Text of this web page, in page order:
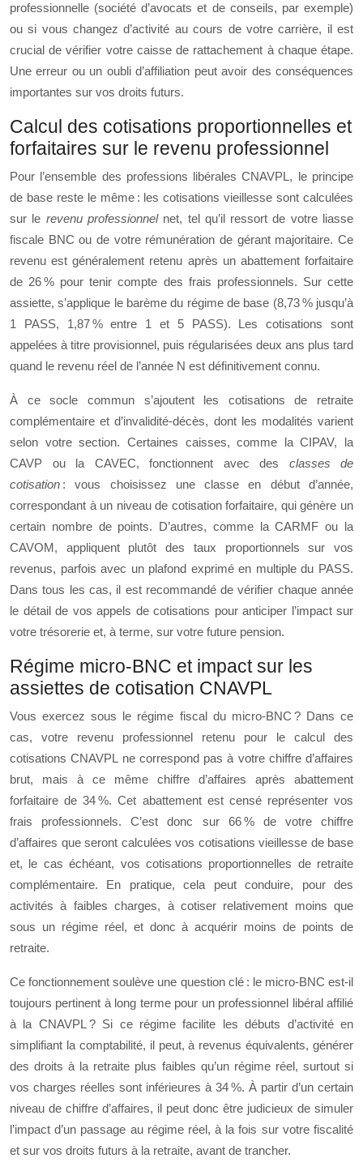
professionnelle (société d’avocats et de conseils, par exemple)
ou si vous changez d’activité au cours de votre carrière, il est
crucial de vérifier votre caisse de rattachement à chaque étape.
Une erreur ou un oubli d’affiliation peut avoir des conséquences
importantes sur vos droits futurs.
Calcul des cotisations proportionnelles et
forfaitaires sur le revenu professionnel
Pour l’ensemble des professions libérales CNAVPL, le principe
de base reste le même : les cotisations vieillesse sont calculées
sur le revenu professionnelnet, tel qu’il ressort de votre liasse
fiscale BNC ou de votre rémunération de gérant majoritaire. Ce
revenu est généralement retenu après un abattement forfaitaire
de 26 % pour tenir compte des frais professionnels. Sur cette
assiette, s’applique le barème du régime de base (8,73 % jusqu’à
1 PASS, 1,87 % entre 1 et 5 PASS). Les cotisations sont
appelées à titre provisionnel, puis régularisées deux ans plus tard
quand le revenu réel de l’année N est définitivement connu.
À ce socle commun s’ajoutent les cotisations de retraite
complémentaire et d’invalidité-décès, dont les modalités varient
selon votre section. Certaines caisses, comme la CIPAV, la
CAVP ou la CAVEC, fonctionnent avec des classes de
cotisation : vous choisissez une classe en début d’année,
correspondant à un niveau de cotisation forfaitaire, qui génère un
certain nombre de points. D’autres, comme la CARMF ou la
CAVOM, appliquent plutôt des taux proportionnels sur vos
revenus, parfois avec un plafond exprimé en multiple du PASS.
Dans tous les cas, il est recommandé de vérifier chaque année
le détail de vos appels de cotisations pour anticiper l’impact sur
votre trésorerie et, à terme, sur votre future pension.
Régime micro-BNC et impact sur les
assiettes de cotisation CNAVPL
Vous exercez sous le régime fiscal du micro-BNC ? Dans ce
cas, votre revenu professionnel retenu pour le calcul des
cotisations CNAVPL ne correspond pas à votre chiffre d’affaires
brut, mais à ce même chiffre d’affaires après abattement
forfaitaire de 34 %. Cet abattement est censé représenter vos
frais professionnels. C’est donc sur 66 % de votre chiffre
d’affaires que seront calculées vos cotisations vieillesse de base
et, le cas échéant, vos cotisations proportionnelles de retraite
complémentaire. En pratique, cela peut conduire, pour des
activités à faibles charges, à cotiser relativement moins que
sous un régime réel, et donc à acquérir moins de points de
retraite.
Ce fonctionnement soulève une question clé : le micro-BNC est-il
toujours pertinent à long terme pour un professionnel libéral affilié
à la CNAVPL ? Si ce régime facilite les débuts d’activité en
simplifiant la comptabilité, il peut, à revenus équivalents, générer
des droits à la retraite plus faibles qu’un régime réel, surtout si
vos charges réelles sont inférieures à 34 %. À partir d’un certain
niveau de chiffre d’affaires, il peut donc être judicieux de simuler
l’impact d’un passage au régime réel, à la fois sur votre fiscalité
et sur vos droits futurs à la retraite, avant de trancher.